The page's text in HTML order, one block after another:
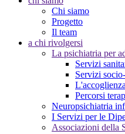
Chi siamo
Progetto
Il team
a chi rivolgersi
La psichiatria per
Servizi
Servizi
L'accoglienza
Percorsi
Neuropsichiatria
I Servizi per le
Associazioni della